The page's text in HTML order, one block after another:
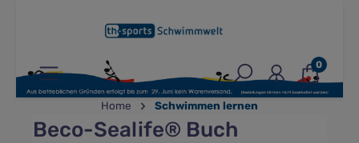
0
Home Schwimmen lernen
Beco-Sealife® Buch